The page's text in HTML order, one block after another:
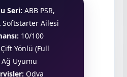
Seri: ABB PSR,
Softstarter Ailesi
10/100
Yönlü (Full
Ağ Uyumu
Odva